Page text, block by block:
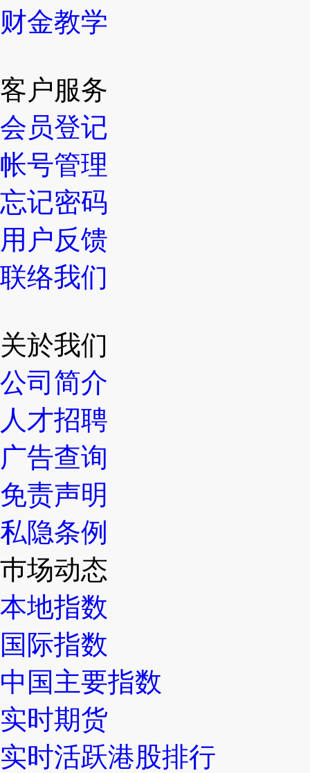
财金教学
客户服务
会员登记
帐号管理
忘记密码
用户反馈
联络我们
关於我们
公司简介
人才招聘
广告查询
免责声明
私隐条例
巿场动态
本地指数
国际指数
中国主要指数
实时期货
实时活跃港股排行